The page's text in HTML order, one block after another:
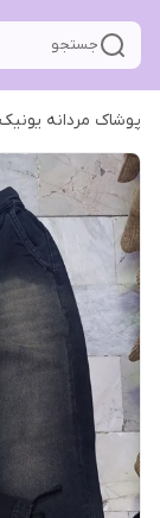
جستجو
پوشاک مردانه یونیک